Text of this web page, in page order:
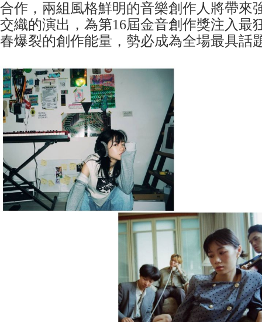
合作，兩組風格鮮明的音樂創作人將帶來
交織的演出，為第16屆金音創作獎注入最
春爆裂的創作能量，勢必成為全場最具話